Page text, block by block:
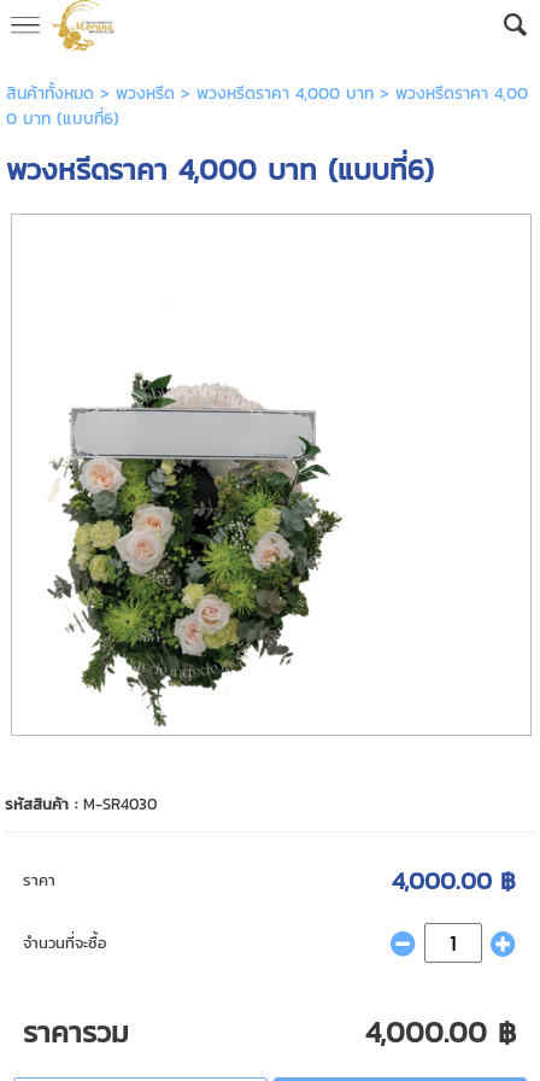
AW-16592682605
สินค้าทั้งหมด > พวงหรีด > พวงหรีดราคา 4,000 บาท> พวงหรีดราคา 4,00
0 บาท (แบบที่6)
พวงหรีดราคา 4,000 บาท (แบบที่6)
รหัสสินค้า :M-SR4030
ราคา 4,000.00 ฿
จำนวนที่จะซื้อ
ราคารวม 4,000.00 ฿